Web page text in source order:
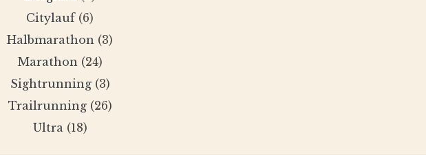
Citylauf(6)
Halbmarathon (3)
Marathon (24)
Sightrunning(3)
Trailrunning(26)
Ultra(18)